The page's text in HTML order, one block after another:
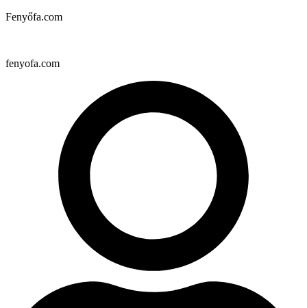
Fenyőfa.com
fenyofa.com